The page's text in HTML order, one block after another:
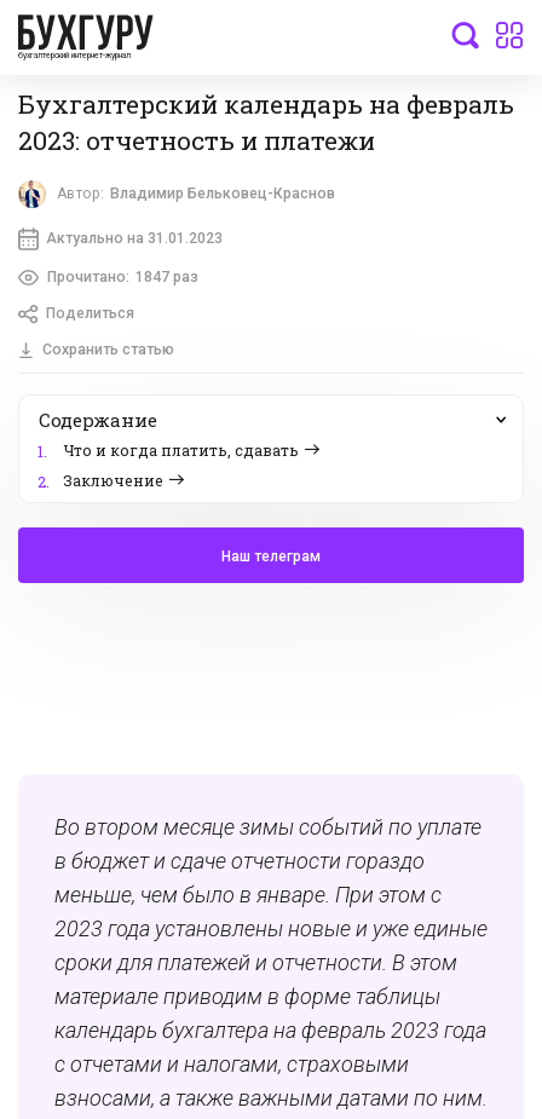
бухгалтерский интернет-журнал
Бухгалтерский календарь на февраль
2023: отчетность и платежи
Автор: Владимир Бельковец-Краснов
Актуально на 31.01.2023
Прочитано: 1847 раз
Поделиться
Сохранить статью
Содержание
1.
Что и когда платить, сдавать
2.
Заключение
Наш телеграм
Во втором месяце зимы событий по уплате
в бюджет и сдаче отчетности гораздо
меньше, чем было в январе. При этом с
2023 года установлены новые и уже единые
сроки для платежей и отчетности. В этом
материале приводим в форме таблицы
календарь бухгалтера на февраль 2023 года
с отчетами и налогами, страховыми
взносами, а также важными датами по ним.